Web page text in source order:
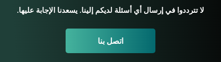
لا تترددوا في إرسال أي أسئلة لديكم إلينا. يسعدنا الإجابة عليها.
اتصل بنا